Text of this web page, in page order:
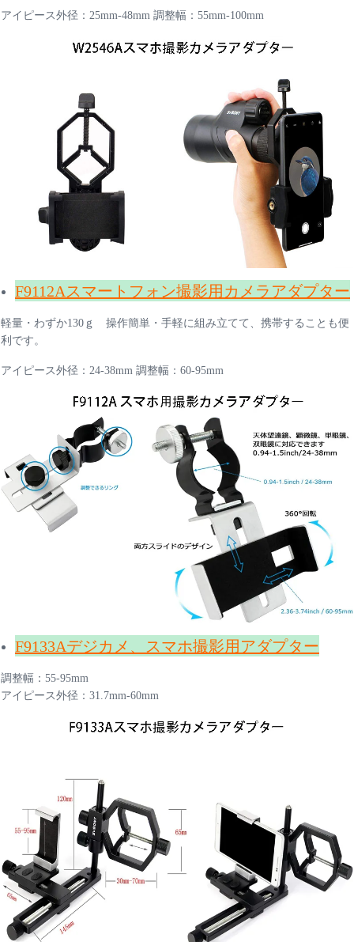
アイピース外径：25mm-48mm 調整幅：55mm-100mm
F9112Aスマートフォン撮影用カメラアダプター
軽量・わずか130ｇ 操作簡単・手軽に組み立てて、携帯することも便
利です。
アイピース外径：24-38mm 調整幅：60-95mm
F9133Aデジカメ、スマホ撮影用アダプター
調整幅：55-95mm
アイピース外径：31.7mm-60mm